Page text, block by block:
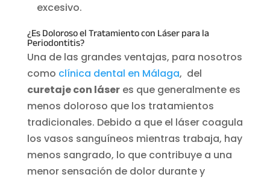
excesivo.
¿Es Doloroso el Tratamiento con Láser para la
Periodontitis?
Una de las grandes ventajas, para nosotros
como clínica dental en Málaga, del
curetaje con láseres que generalmente es
menos doloroso que los tratamientos
tradicionales. Debido a que el láser coagula
los vasos sanguíneos mientras trabaja, hay
menos sangrado, lo que contribuye a una
menor sensación de dolor durante y